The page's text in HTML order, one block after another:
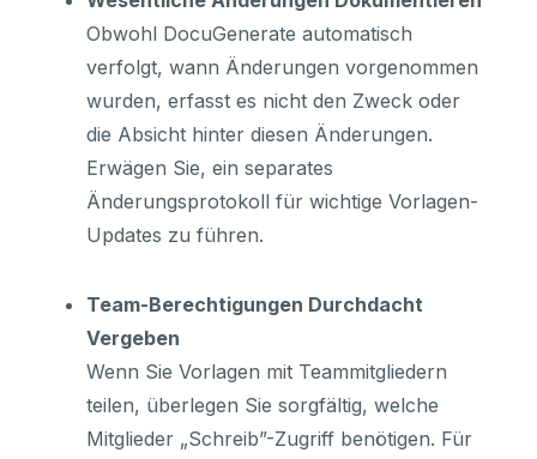
Obwohl DocuGenerate automatisch
verfolgt, wann Änderungen vorgenommen
wurden, erfasst es nicht den Zweck oder
die Absicht hinter diesen Änderungen.
Erwägen Sie, ein separates
Änderungsprotokoll für wichtige Vorlagen-
Updates zu führen.
Team-Berechtigungen Durchdacht
Vergeben
Wenn Sie Vorlagen mit Teammitgliedern
teilen, überlegen Sie sorgfältig, welche
Mitglieder „Schreib”-Zugriff benötigen. Für